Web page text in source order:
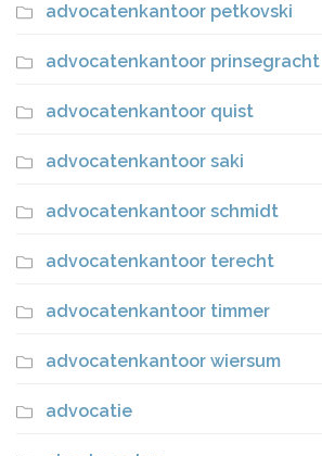
advocatenkantoor petkovski
advocatenkantoor prinsegracht
advocatenkantoor quist
advocatenkantoor saki
advocatenkantoor schmidt
advocatenkantoor terecht
advocatenkantoor timmer
advocatenkantoor wiersum
advocatie